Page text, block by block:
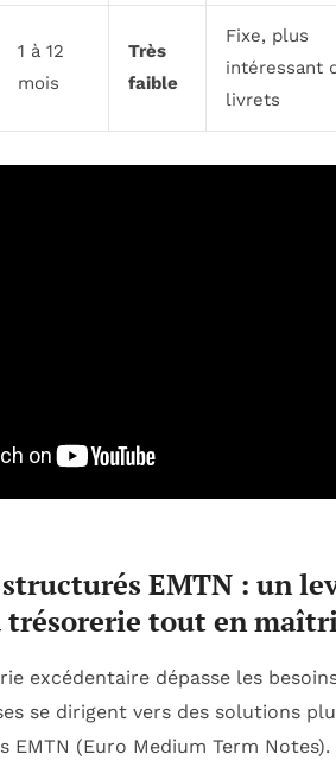
1 à 12
mois
Très
faible
Fixe, plus
intéressant
livrets
EMTN : un
trésorerie tout en
excédentaire dépasse les
se dirigent vers des solutions
EMTN (Euro Medium Term